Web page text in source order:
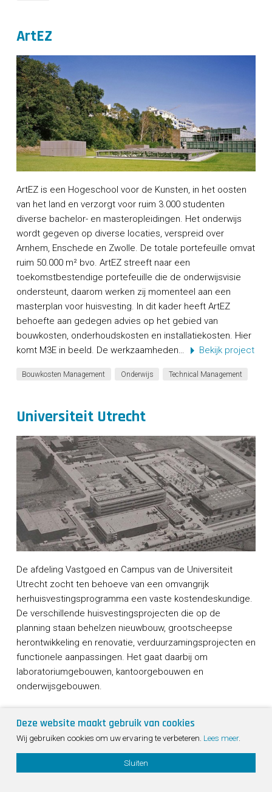
ArtEZ
ArtEZ is een Hogeschool voor de Kunsten, in het oosten
van het land en verzorgt voor ruim 3.000 studenten
diverse bachelor- en masteropleidingen. Het onderwijs
wordt gegeven op diverse locaties, verspreid over
Arnhem, Enschede en Zwolle. De totale portefeuille omvat
ruim 50.000 m² bvo. ArtEZ streeft naar een
toekomstbestendige portefeuille die de onderwijsvisie
ondersteunt, daarom werken zij momenteel aan een
masterplan voor huisvesting. In dit kader heeft ArtEZ
behoefte aan gedegen advies op het gebied van
bouwkosten, onderhoudskosten en installatiekosten. Hier
komt M3E in beeld. De werkzaamheden…
Bekijk project
Bouwkosten Management Onderwijs Technical Management
Universiteit Utrecht
De afdeling Vastgoed en Campus van de Universiteit
Utrecht zocht ten behoeve van een omvangrijk
herhuisvestingsprogramma een vaste kostendeskundige.
De verschillende huisvestingsprojecten die op de
planning staan behelzen nieuwbouw, grootscheepse
herontwikkeling en renovatie, verduurzamingsprojecten en
functionele aanpassingen. Het gaat daarbij om
laboratoriumgebouwen, kantoorgebouwen en
onderwijsgebouwen.
als kostendeskundige gekozen. Zij zullen als
sparringpartner…
Bekijk project
Deze website maakt gebruik van cookies
Wij gebruiken cookies om uw ervaring te verbeteren. Lees meer.
Sluiten